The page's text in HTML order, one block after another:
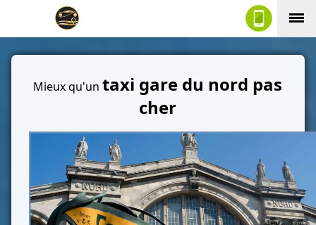
Mieux qu'untaxi gare du nord pas
cher